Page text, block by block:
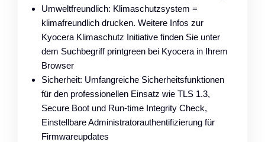
Umweltfreundlich: Klimaschutzsystem =
klimafreundlich drucken. Weitere Infos zur
Kyocera Klimaschutz Initiative finden Sie unter
dem Suchbegriff printgreen bei Kyocera in Ihrem
Browser
Sicherheit: Umfangreiche Sicherheitsfunktionen
für den professionellen Einsatz wie TLS 1.3,
Secure Boot und Run-time Integrity Check,
Einstellbare Administratorauthentifizierung für
Firmwareupdates